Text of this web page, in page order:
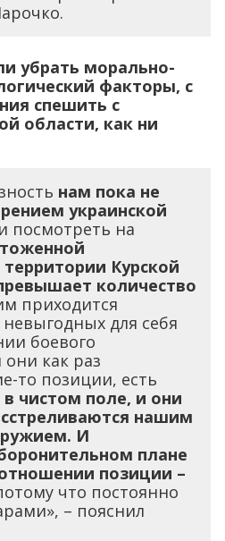
убрать морально-
факторы, с
спешить с
области, как ни
нам пока не
украинской
посмотреть на
Курской
количество
приходится
для себя
боевого
как раз
то позиции, есть
в чистом поле, и они
нашим
И
плане
позиции –
что постоянно
– пояснил